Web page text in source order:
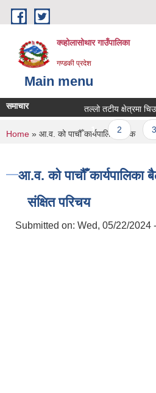
Skip to main content
क्व्होलासोथार गाउँपालिका
गण्डकी प्रदेश
Main menu
समाचार तल्लो तटीय क्षेत्रमा चिउरी
Pages
1 2
You are here
Home » आ.व. को पाचौँ कार्यपालिका बैठक
आ.व. को पाचौँ कार्यपालिका
संक्षित परिचय
Submitted on: Wed, 05/22/2024